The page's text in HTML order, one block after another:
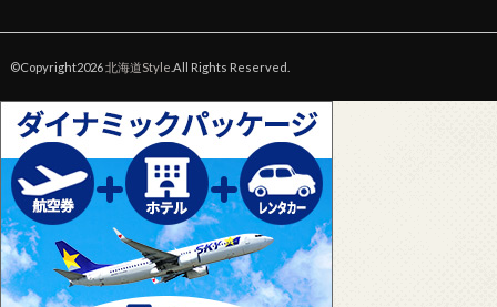
©Copyright2026北海道Style .All Rights Reserved.